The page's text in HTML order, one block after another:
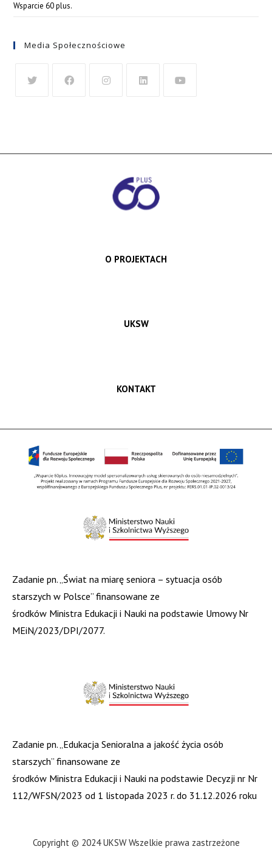
Wsparcie 60 plus.
Media Społecznościowe
O PROJEKTACH
UKSW
KONTAKT
Zadanie pn. „Świat na miarę seniora – sytuacja osób
starszych w Polsce” finansowane ze
środków Ministra Edukacji i Nauki na podstawie Umowy Nr
MEiN/2023/DPI/2077.
Zadanie pn. „Edukacja Senioralna a jakość życia osób
starszych” finansowane ze
środków Ministra Edukacji i Nauki na podstawie Decyzji nr Nr
112/WFSN/2023 od 1 listopada 2023 r. do 31.12.2026 roku
Copyright © 2024 UKSW Wszelkie prawa zastrzeżone